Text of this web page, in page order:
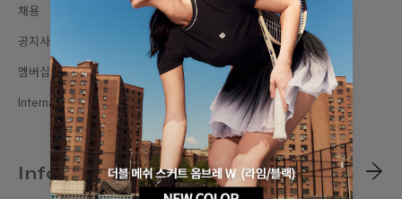
채용
공지사항
멤버십
International Sites
Information